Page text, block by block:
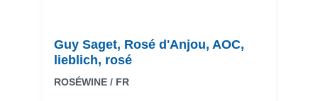
Guy Saget, Rosé d'Anjou, AOC,
lieblich, rosé
ROSÉWINE / FR